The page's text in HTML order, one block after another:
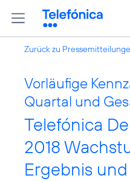
Zurück zu
Vorläufige
Quartal und
Telefónica
2018
Ergebnis